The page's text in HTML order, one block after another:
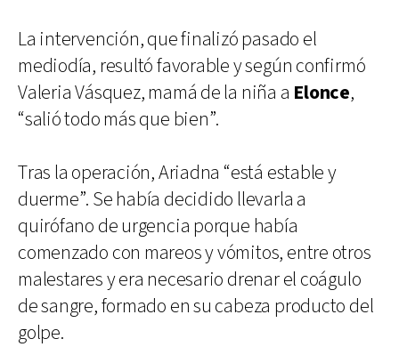
La intervención, que finalizó pasado el
mediodía, resultó favorable y según confirmó
Valeria Vásquez, mamá de la niña a Elonce,
“salió todo más que bien”.
Tras la operación, Ariadna “está estable y
duerme”. Se había decidido llevarla a
quirófano de urgencia porque había
comenzado con mareos y vómitos, entre otros
malestares y era necesario drenar el coágulo
de sangre, formado en su cabeza producto del
golpe.